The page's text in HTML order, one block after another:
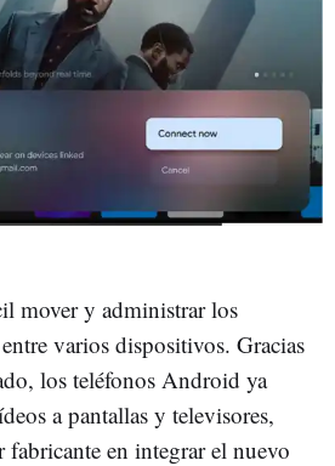
mover y administrar los
entre varios dispositivos. Gracias
los teléfonos Android ya
a pantallas y televisores,
en integrar el nuevo